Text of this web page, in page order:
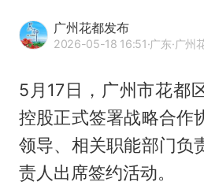
广州花都发布
2026-05-18 16:51·广东·广州花
5月17日，广州市花都
控股正式签署战略合作
领导、相关职能部门负
责人出席签约活动。